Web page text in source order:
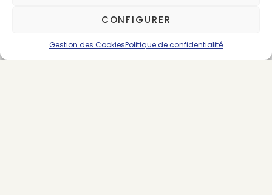
CONFIGURER
Gestion des CookiesPolitique de confidentialité